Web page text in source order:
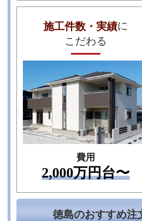
施工件数・実績に
こだわる
費用
2,000万円台〜
徳島のおすすめ注